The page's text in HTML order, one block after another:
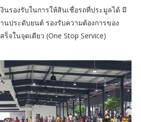
นรองรับในการให้สินเชื่อรถที่ประมูลได้ มี
ประดับยนต์ รองรับความต้องการของ
จในจุดเดียว (One Stop Service)